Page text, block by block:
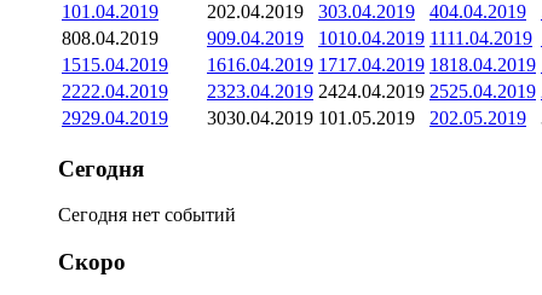
101.04.2019 202.04.2019 303.04.2019 404.04.2019
808.04.2019 909.04.2019 1010.04.2019 1111.04.2019
1515.04.2019 1616.04.2019 1717.04.2019 1818.04.2019
2222.04.2019 2323.04.2019 2424.04.2019 2525.04.2019
2929.04.2019 3030.04.2019 101.05.2019 202.05.2019
Сегодня
Сегодня нет событий
Скоро